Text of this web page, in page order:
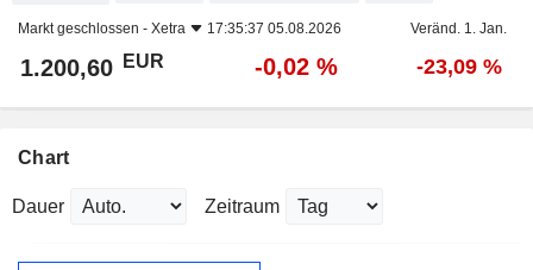
Markt geschlossen - Xetra 17:35:37 05.08.2026 Veränd. 1. Jan.
1.200,60 EUR -0,02 % -23,09 %
Chart
Dauer Zeitraum